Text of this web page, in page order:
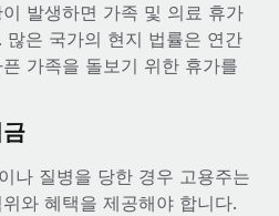
해 네 개의 시장에서 글로벌
이 계속해서 인기를 끌면서, 기업들
그렇게 높은 품질의...
발생하면 가족 및 의료 휴가
많은 국가의 현지 법률은 연간
가족을 돌보기 위한 휴가를
나 질병을 당한 경우 고용주는
와 혜택을 제공해야 합니다.